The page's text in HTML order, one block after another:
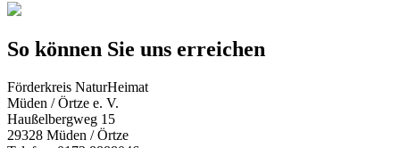
So können Sie uns erreichen
Förderkreis NaturHeimat
Müden / Örtze e. V.
Haußelbergweg 15
29328 Müden / Örtze